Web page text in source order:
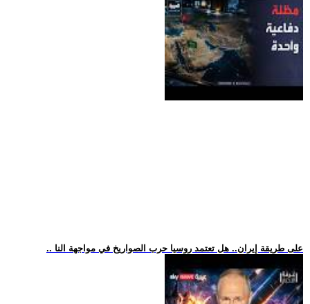
.. على طريقة إيران.. هل تعتمد روسيا حرب الصواريخ في مواجهة النا